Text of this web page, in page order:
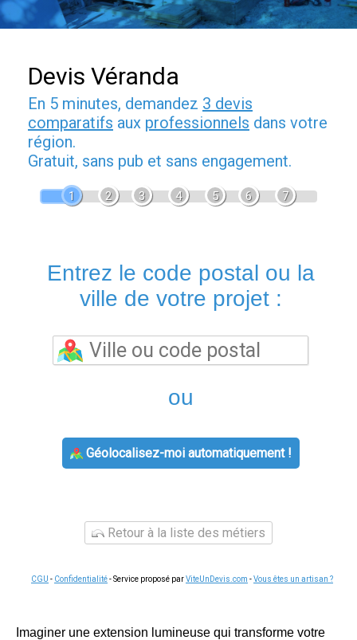
Devis Véranda
En 5 minutes, demandez 3 devis
comparatifs aux professionnels dans votre
région.
Gratuit, sans pub et sans engagement.
1 2 3 4 5 6 7
Entrez le code postal ou la
ville de votre projet :
ou
Géolocalisez-moi automatiquement !
Retour à la liste des métiers
CGU - Confidentialité- Service proposé parViteUnDevis.com -Vous êtes un artisan ?
Imaginer une extension lumineuse qui transforme votre